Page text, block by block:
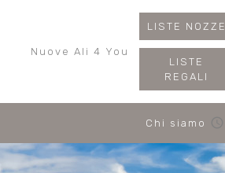
Nuove Ali 4 You
LISTE NOZZE
LISTE
REGALI
Chi siamo